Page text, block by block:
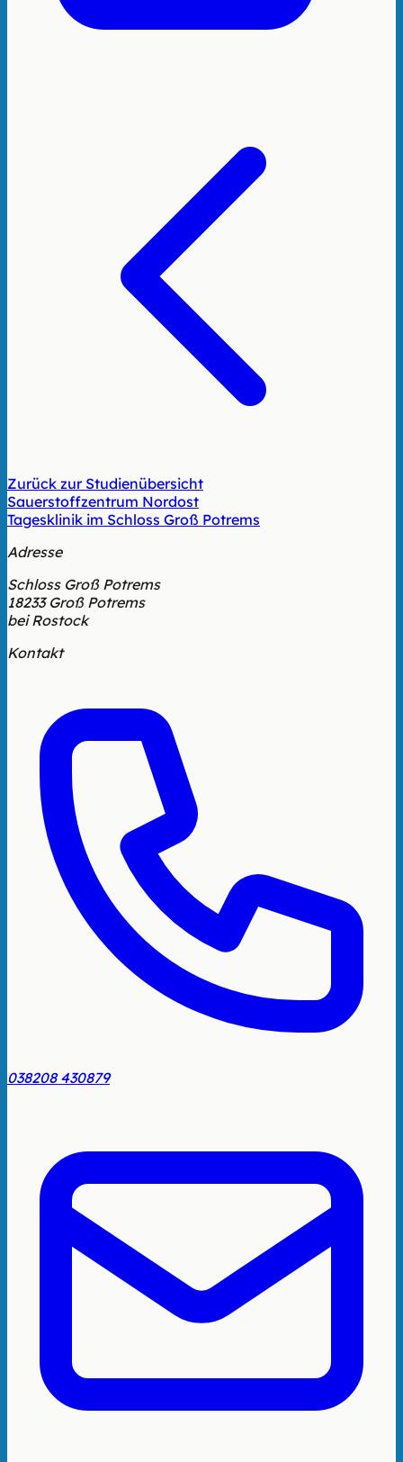
Zurück zur Studienübersicht
Sauerstoffzentrum Nordost
Tagesklinik im Schloss Groß Potrems
Adresse
Schloss Groß Potrems
18233 Groß Potrems
bei Rostock
Kontakt
038208 430879